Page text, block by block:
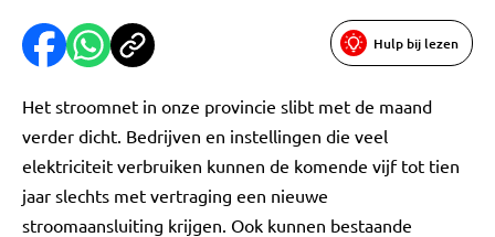
Hulp bij lezen
Het stroomnet in onze provincie slibt met de maand
verder dicht. Bedrijven en instellingen die veel
elektriciteit verbruiken kunnen de komende vijf tot tien
jaar slechts met vertraging een nieuwe
stroomaansluiting krijgen. Ook kunnen bestaande